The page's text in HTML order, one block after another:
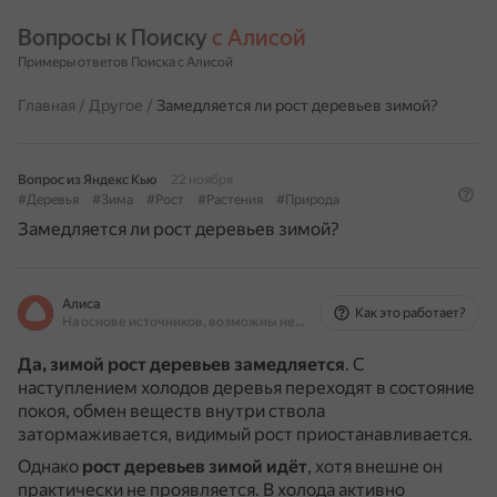
Вопросы к Поиску с Алисой
Примеры ответов Поиска с Алисой
Главная / Другое / Замедляется ли рост деревьев зимой?
Вопрос из Яндекс Кью
22 ноября
#Деревья
#Зима #Рост #Растения #Природа
Замедляется ли рост деревьев зимой?
Алиса
На основе источников, возможны неточности
Как это работает?
Да, зимой рост деревьев замедляется. С
наступлением холодов деревья переходят в состояние
покоя, обмен веществ внутри ствола
затормаживается, видимый рост приостанавливается.
Однако рост деревьев зимой идёт, хотя внешне он
практически не проявляется. В холода активно